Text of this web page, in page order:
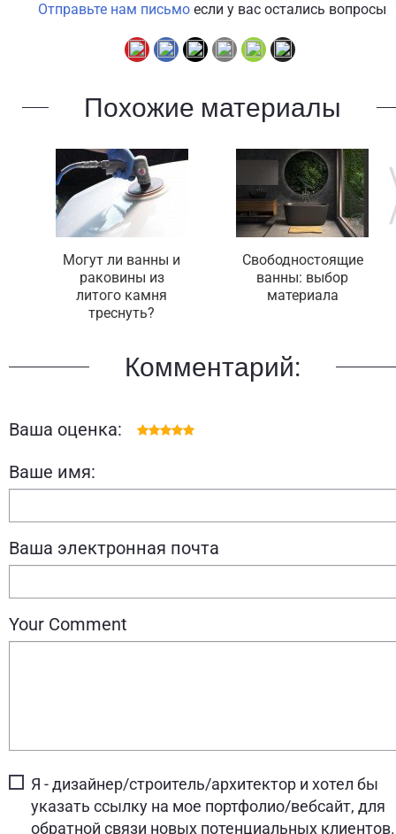
Отправьте нам письмо если у вас остались вопросы
Похожие материалы
Могут ли ванны и
раковины из
литого камня
треснуть?
Свободностоящие
ванны: выбор
материала
Комментарий:
Ваша оценка:
Ваше имя:
Ваша электронная почта
Your Comment
Я - дизайнер/строитель/архитектор и хотел бы
указать ссылку на мое портфолио/вебсайт, для
обратной связи новых потенциальных клиентов.